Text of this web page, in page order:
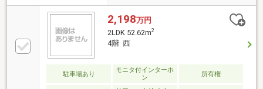
2,198万円
2LDK 52.62m2
4階 西
駐車場あり
モニタ付インターホ
ン
所有権